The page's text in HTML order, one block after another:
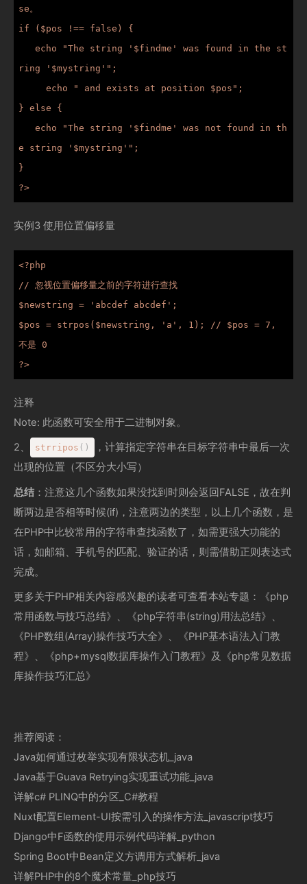
se。
if ($pos !== false) {
ring '$mystring'";
} else {
e string '$mystring'";
}
?>
实例3 使用位置偏移量
<?php
// 忽视位置偏移量之前的字符进行查找
$newstring = 'abcdef abcdef';
$pos = strpos($newstring, 'a', 1); // $pos = 7,
不是 0
?>
注释
Note: 此函数可安全用于二进制对象。
2、 strripos ( )
，计算指定字符串在目标字符串中最后一次
出现的位置（不区分大小写）
总结 ：注意这几个函数如果没找到时则会返回FALSE，故在判
断两边是否相等时候(if)，注意两边的类型，以上几个函数，是
在PHP中比较常用的字符串查找函数了，如需更强大功能的
话，如邮箱、手机号的匹配、验证的话，则需借助正则表达式
完成。
更多关于PHP相关内容感兴趣的读者可查看本站专题：《php
常用函数与技巧总结》、《php字符串(string)用法总结》、
《PHP数组(Array)操作技巧大全》、《PHP基本语法入门教
程》、《php+mysql数据库操作入门教程》及《php常见数据
库操作技巧汇总》
推荐阅读：
Java如何通过枚举实现有限状态机_java
Java基于Guava Retrying实现重试功能_java
详解c# PLINQ中的分区_C#教程
Nuxt配置Element-UI按需引入的操作方法_javascript技巧
Django中F函数的使用示例代码详解_python
Spring Boot中Bean定义方调用方式解析_java
详解PHP中的8个魔术常量_php技巧